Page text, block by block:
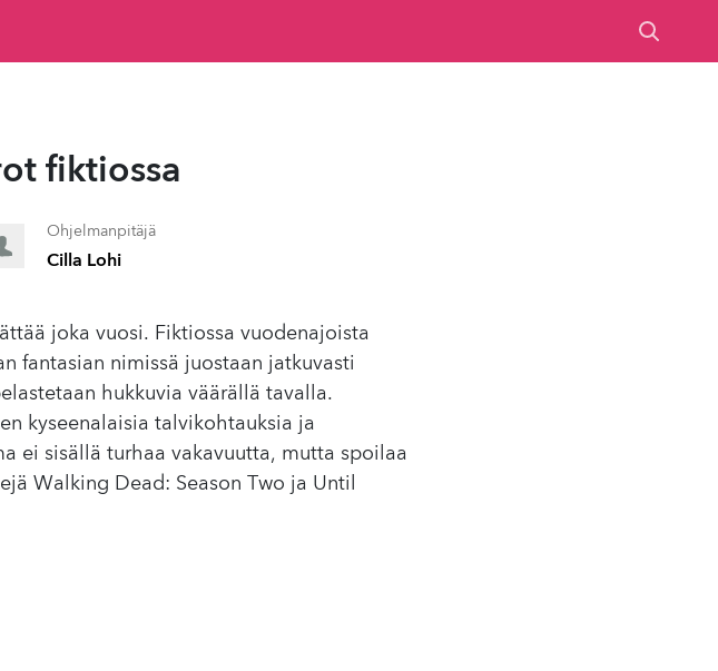
fiktiossa
Ohjelmanpitäjä
Cilla Lohi
joka vuosi. Fiktiossa vuodenajoista
fantasian nimissä juostaan jatkuvasti
hukkuvia väärällä tavalla.
kyseenalaisia talvikohtauksia ja
ei sisällä turhaa vakavuutta, mutta spoilaa
Walking Dead: Season Two ja Until